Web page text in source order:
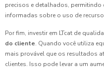
precisos e detalhados, permitindo
informadas sobre o uso de
Por fim, investir em LTcat de
do cliente. Quando você utiliza
mais provável que os resultados
clientes. Isso pode levar a um